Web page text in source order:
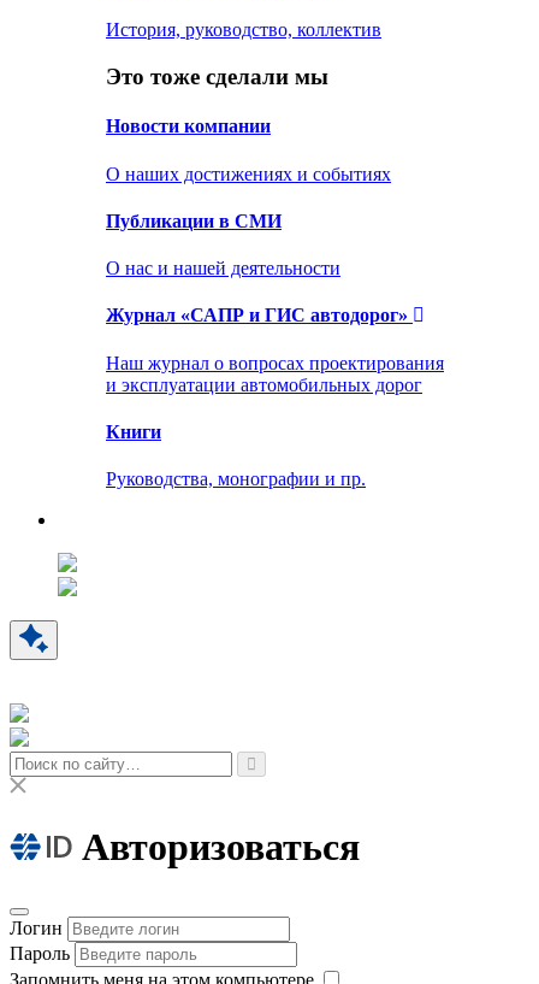
История, руководство, коллектив
Это тоже сделали мы
Новости компании
О наших достижениях и событиях
Публикации в СМИ
О нас и нашей деятельности
Журнал «САПР и ГИС автодорог»
Наш журнал о вопросах проектирования
и эксплуатации автомобильных дорог
Книги
Руководства, монографии и пр.
Авторизоваться
Логин
Пароль